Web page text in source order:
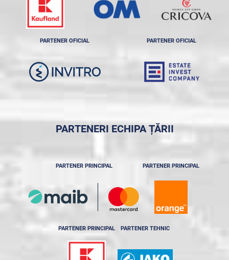
PARTENER OFICIAL PARTENER OFICIAL
PARTENERI ECHIPA ȚĂRII
PARTENER PRINCIPAL PARTENER PRINCIPAL
PARTENER PRINCIPAL PARTENER TEHNIC